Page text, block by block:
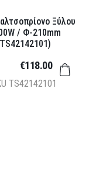
Ξύλου
/ Φ-210mm
TS42142101
€118.00